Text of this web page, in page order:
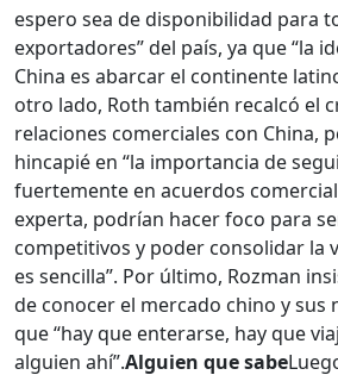
espero sea de disponibilidad para
exportadores” del país, ya que “la
China es abarcar el continente
otro lado, Roth también recalcó el
relaciones comerciales con China,
hincapié en “la importancia de
fuertemente en acuerdos
experta, podrían hacer foco para
competitivos y poder consolidar la
es sencilla”. Por último, Rozman
de conocer el mercado chino y sus
que “hay que enterarse, hay que
alguien ahí”.Alguien que sabe